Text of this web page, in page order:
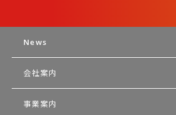
News
会社案内
事業案内